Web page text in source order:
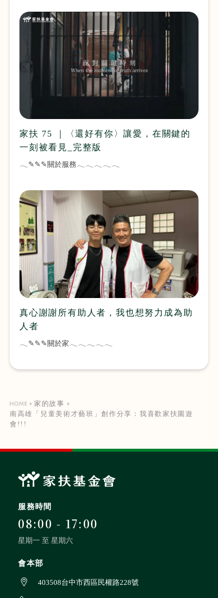
家扶 75 ｜〈還好有你〉讓愛，在關鍵的
一刻被看見_完整版
𓂃✎✎✎關於服務𓂃𓂃𓂃𓂃𓂃
真心謝謝所有助人者，我也想努力成為助
人者
𓂃✎✎✎關於家𓂃𓂃𓂃𓂃𓂃
家的故事
南高雄「兒童美術才藝班」創作分享：我喜歡家扶園遊
會!!!
服務時間
08:00 - 17:00
星期一 至 星期六
會本部
403508台中市西區民權路228號